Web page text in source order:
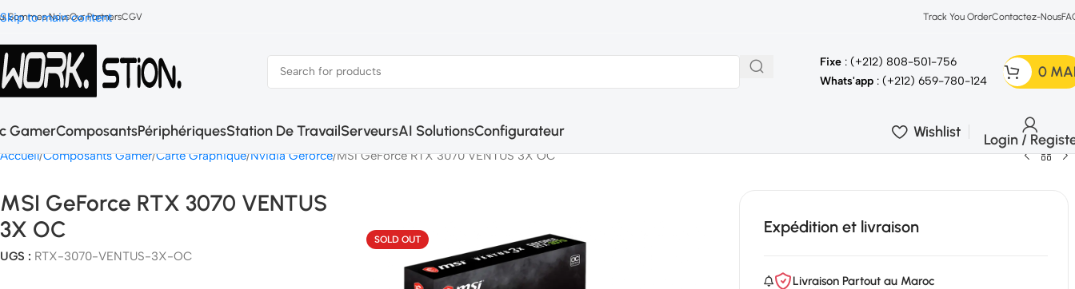
Skip to main content
Sommes NousOur PartnersCGV Track You OrderContactez-Nous
Fixe : (+212) 808-501-756
Whats'app : (+212) 659-780-124
0
GamerComposantsPériphériquesStation De TravailServeursAI SolutionsConfigurateur Wishlist Login /
Accueil Composants Gamer Carte Graphique Nvidia Geforce MSI GeForce RTX 3070 VENTUS 3X OC
MSI GeForce RTX 3070 VENTUS
3X OC
UGS : RTX-3070-VENTUS-3X-OC
SOLD OUT
Expédition et livraison
Livraison Partout au Maroc